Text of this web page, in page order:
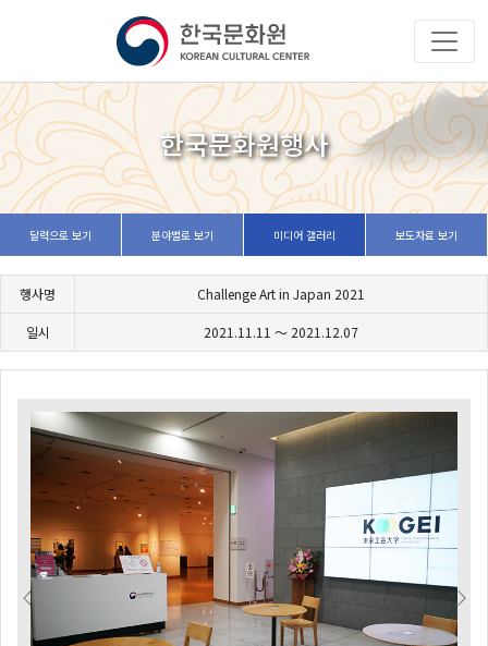
한국문화원행사
달력으로 보기 분야별로 보기 미디어 갤러리 보도자료 보기
행사명 Challenge Art in Japan 2021
일시 2021.11.11 ～ 2021.12.07
Previous Next